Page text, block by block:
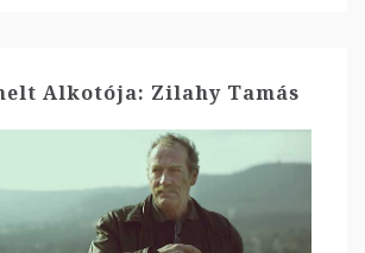
Alkotója: Zilahy Tamás